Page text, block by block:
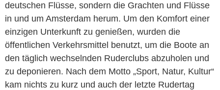
deutschen Flüsse, sondern die Grachten und Flüsse
in und um Amsterdam herum. Um den Komfort einer
einzigen Unterkunft zu genießen, wurden die
öffentlichen Verkehrsmittel benutzt, um die Boote an
den täglich wechselnden Ruderclubs abzuholen und
zu deponieren. Nach dem Motto „Sport, Natur, Kultur“
kam nichts zu kurz und auch der letzte Rudertag